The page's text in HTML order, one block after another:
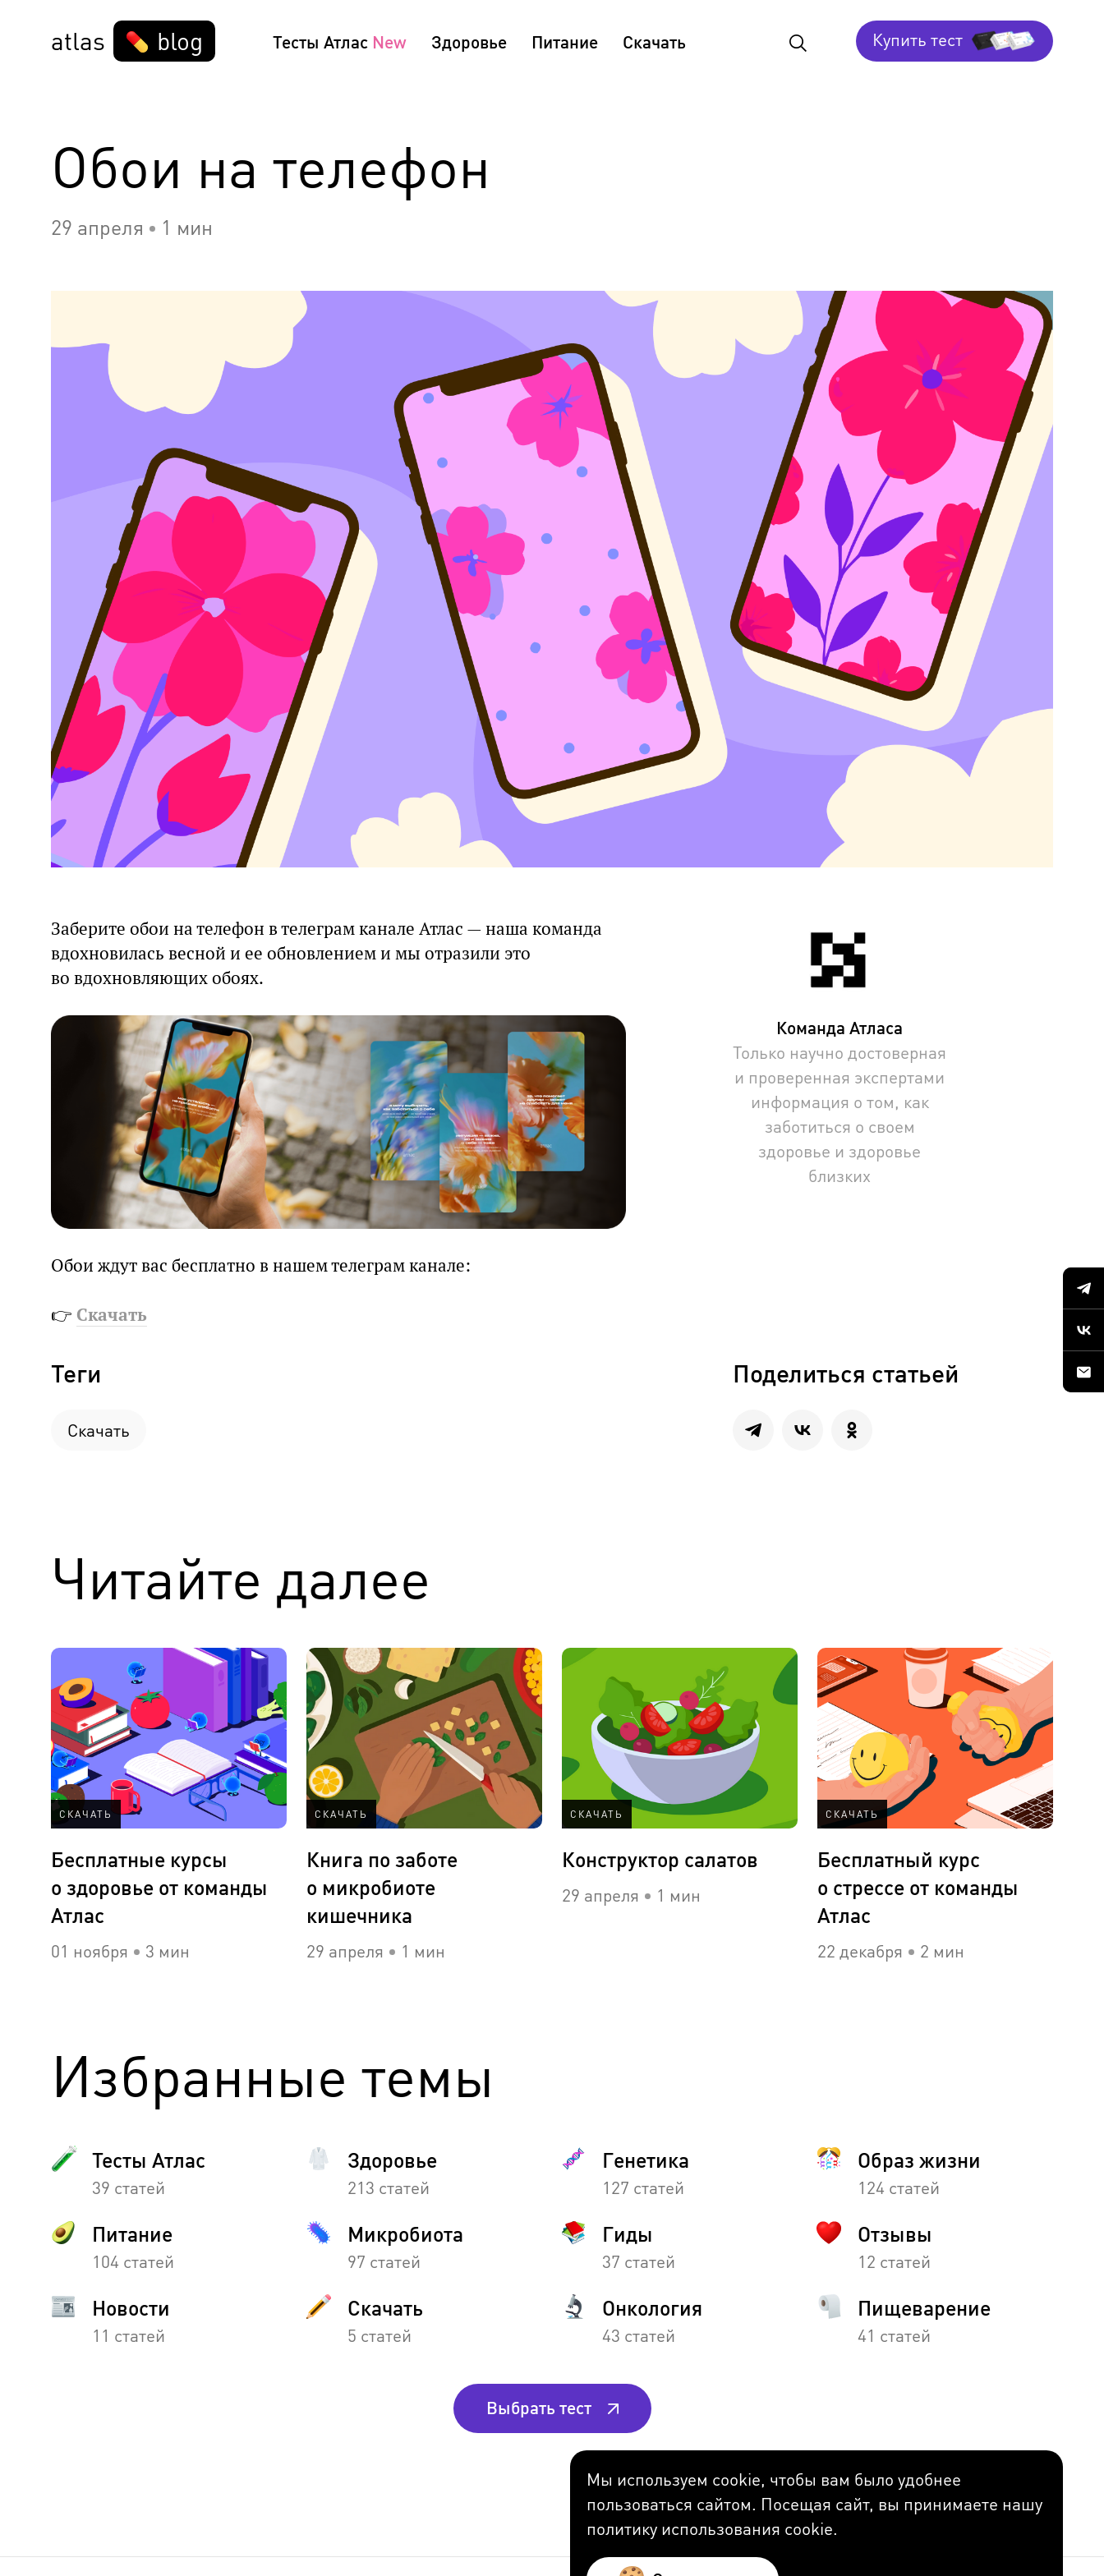
atlas blog Тесты Атлас Здоровье Питание Скачать Купить тест
Обои на телефон
29 апреля 1 мин
Заберите обои на телефон в телеграм канале Атлас — наша команда
вдохновилась весной и ее обновлением и мы отразили это
во вдохновляющих обоях.
Обои ждут вас бесплатно в нашем телеграм канале:
👉 Скачать
Теги
Скачать
Поделиться статьей
Команда Атласа
Только научно достоверная
и проверенная экспертами
информация о том, как
заботиться о своем
здоровье и здоровье
близких
Читайте далее
СКАЧАТЬ
Бесплатные курсы
о здоровье от команды
Атлас
01 ноября 3 мин
СКАЧАТЬ
Книга по заботе
о микробиоте
кишечника
29 апреля 1 мин
СКАЧАТЬ
Конструктор салатов
29 апреля 1 мин
СКАЧАТЬ
Бесплатный курс
о стрессе от команды
Атлас
22 декабря 2 мин
Избранные темы
Тесты Атлас
39 статей
Здоровье
213 статей
Генетика
127 статей
Образ жизни
124 статей
Питание
104 статей
Микробиота
97 статей
Гиды
37 статей
Отзывы
12 статей
Новости
11 статей
Скачать
5 статей
Онкология
43 статей
Пищеварение
41 статей
Выбрать тест
Мы используем cookie, чтобы вам было удобнее
пользоваться сайтом. Посещая сайт, вы принимаете нашу
политику использования cookie.